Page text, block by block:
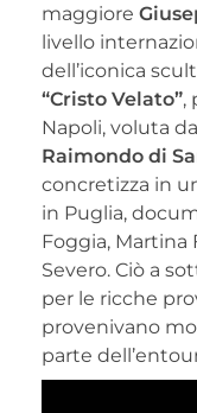
maggiore
livello
dell’iconica
“Cristo Velato”,
Napoli, voluta
Raimondo di
concretizza in
in Puglia,
Foggia, Martina
Severo. Ciò a
per le ricche
provenivano
parte